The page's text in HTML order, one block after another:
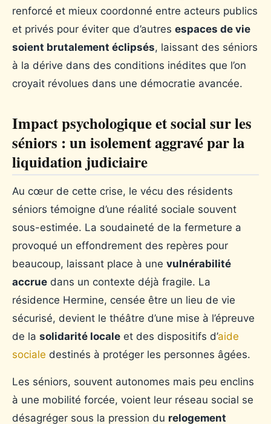
renforcé et mieux coordonné entre acteurs publics
et privés pour éviter que d’autres espaces de vie
soient brutalement éclipsés, laissant des séniors
à la dérive dans des conditions inédites que l’on
croyait révolues dans une démocratie avancée.
Impact psychologique et social sur les
séniors : un isolement aggravé par la
liquidation judiciaire
Au cœur de cette crise, le vécu des résidents
séniors témoigne d’une réalité sociale souvent
sous-estimée. La soudaineté de la fermeture a
provoqué un effondrement des repères pour
beaucoup, laissant place à une vulnérabilité
accrue dans un contexte déjà fragile. La
résidence Hermine, censée être un lieu de vie
sécurisé, devient le théâtre d’une mise à l’épreuve
de la solidarité locale et des dispositifs d’aide
sociale destinés à protéger les personnes âgées.
Les séniors, souvent autonomes mais peu enclins
à une mobilité forcée, voient leur réseau social se
désagréger sous la pression du relogement